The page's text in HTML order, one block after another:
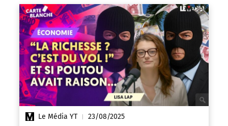
Le Média YT | 23/08/2025